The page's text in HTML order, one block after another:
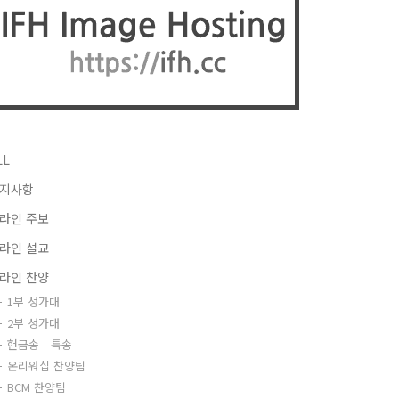
사항
인 주보
인 설교
인 찬양
1부 성가대
2부 성가대
헌금송｜특송
온리워십 찬양팀
BCM 찬양팀